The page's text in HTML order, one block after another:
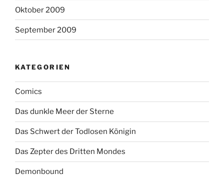
Oktober 2009
September 2009
KATEGORIEN
Comics
Das dunkle Meer der Sterne
Das Schwert der Todlosen Königin
Das Zepter des Dritten Mondes
Demonbound